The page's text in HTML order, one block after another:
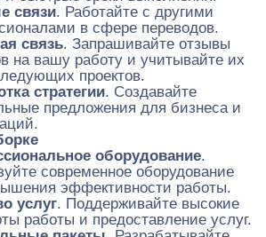
связи. Работайте с другими
в сфере переводов.
связь. Запрашивайте отзывы
на вашу работу и учитывайте их
проектов.
стратегии. Создавайте
предложения для бизнеса и
оборудование.
современное оборудование
эффективности работы.
услуг. Поддерживайте высокие
работы и предоставление услуг.